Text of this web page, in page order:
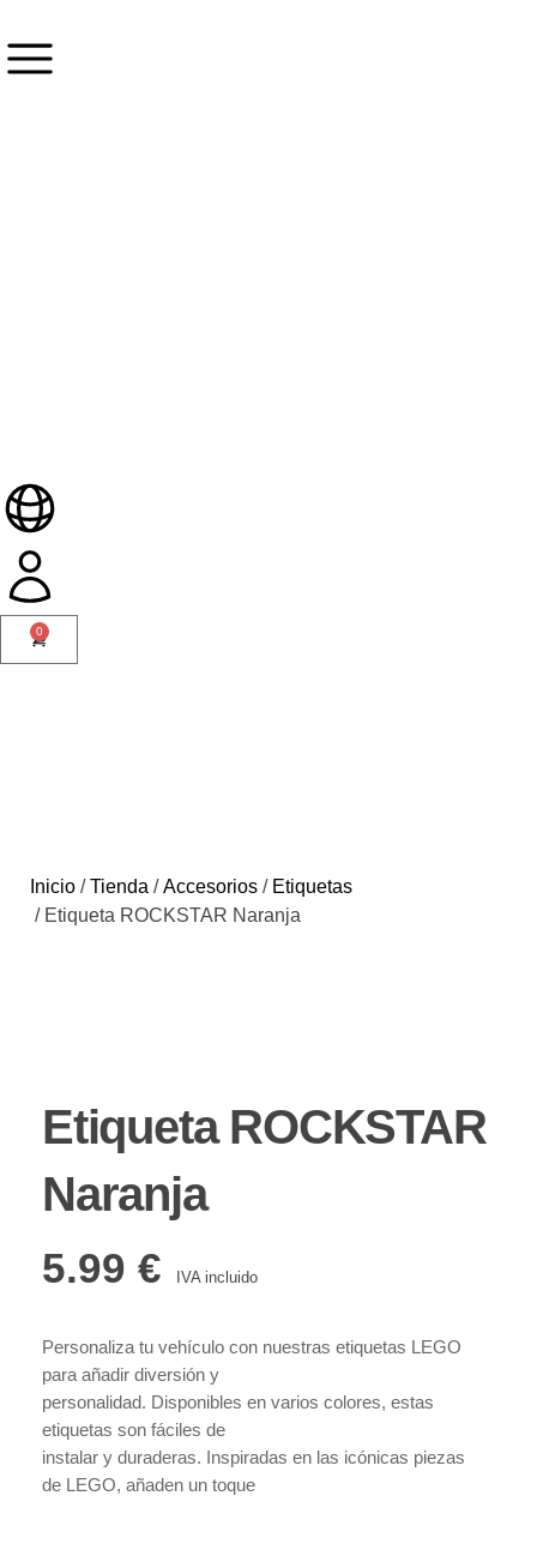
0
Inicio /Tienda /Accesorios / Etiquetas
/ Etiqueta ROCKSTAR Naranja
Etiqueta ROCKSTAR
Naranja
5.99 € IVA incluido
Personaliza tu vehículo con nuestras etiquetas LEGO
para añadir diversión y
personalidad. Disponibles en varios colores, estas
etiquetas son fáciles de
instalar y duraderas. Inspiradas en las icónicas piezas
de LEGO, añaden un toque